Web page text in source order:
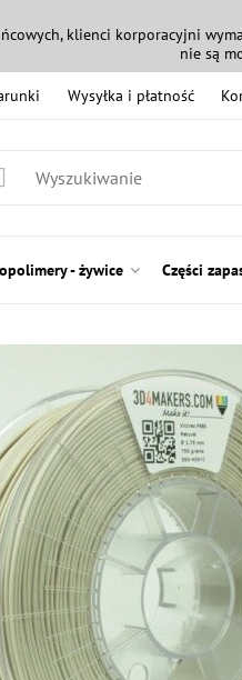
klienci korporacyjni
nie są
Wysyłka i płatność
- żywice Części